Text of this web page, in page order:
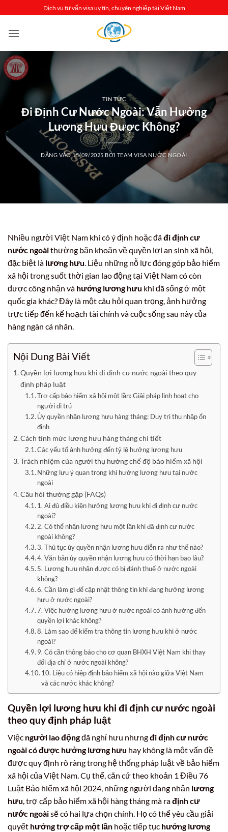
qua
nội
Dịch vụ tư vấn visa uy tín, chuyên nghiệp tại Việt Nam
TIN TỨC
Đi Định Cư Nước Ngoài: Vẫn Hưởng
Lương Hưu Được Không?
ĐĂNG VÀO15/09/2025 BỞI TEAM VISA NƯỚC NGOÀI
Nhiều người Việt Nam khi có ý định hoặc đãđi định cư
nước ngoàithường băn khoăn về quyền lợi an sinh xã hội,
đặc biệt là lương hưu. Liệu những nỗ lực đóng góp bảo hiểm
xã hội trong suốt thời gian lao động tại Việt Nam có còn
được công nhận và hưởng lương hưu khi đã sống ở một
quốc gia khác? Đây là một câu hỏi quan trọng, ảnh hưởng
trực tiếp đến kế hoạch tài chính và cuộc sống sau này của
hàng ngàn cá nhân.
Nội Dung Bài Viết
Quyền lợi lương hưu khi đi định cư nước ngoài theo quy
định pháp luật
Trợ cấp bảo hiểm xã hội một lần: Giải pháp linh hoạt cho
người di trú
Ủy quyền nhận lương hưu hàng tháng: Duy trì thu nhập ổn
định
Cách tính mức lương hưu hàng tháng chi tiết
Các yếu tố ảnh hưởng đến tỷ lệ hưởng lương hưu
Trách nhiệm của người thụ hưởng chế độ bảo hiểm xã hội
Những lưu ý quan trọng khi hưởng lương hưu tại nước
ngoài
Câu hỏi thường gặp (FAQs)
1. Ai đủ điều kiện hưởng lương hưu khi đi định cư nước
ngoài?
2. Có thể nhận lương hưu một lần khi đã định cư nước
ngoài không?
3. Thủ tục ủy quyền nhận lương hưu diễn ra như thế nào?
4. Văn bản ủy quyền nhận lương hưu có thời hạn bao lâu?
5. Lương hưu nhận được có bị đánh thuế ở nước ngoài
không?
6. Cần làm gì để cập nhật thông tin khi đang hưởng lương
hưu ở nước ngoài?
7. Việc hưởng lương hưu ở nước ngoài có ảnh hưởng đến
quyền lợi khác không?
8. Làm sao để kiểm tra thông tin lương hưu khi ở nước
ngoài?
9. Có cần thông báo cho cơ quan BHXH Việt Nam khi thay
đổi địa chỉ ở nước ngoài không?
10. Liệu có hiệp định bảo hiểm xã hội nào giữa Việt Nam
và các nước khác không?
Quyền lợi lương hưu khi đi định cư nước ngoài
theo quy định pháp luật
Việc người lao độngđã nghỉ hưu nhưngđi định cư nước
ngoài có được hưởng lương hưu hay không là một vấn đề
được quy định rõ ràng trong hệ thống pháp luật về bảo hiểm
xã hội của Việt Nam. Cụ thể, căn cứ theo khoản 1 Điều 76
Luật Bảo hiểm xã hội 2024, những người đang nhận lương
hưu, trợ cấp bảo hiểm xã hội hàng tháng mà rađịnh cư
nước ngoàisẽ có hai lựa chọn chính. Họ có thể yêu cầu giải
quyết hưởng trợ cấp một lần hoặc tiếp tục hưởng lương